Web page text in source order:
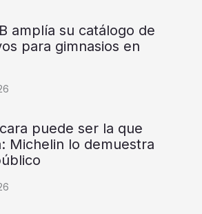
amplía su catálogo de
para gimnasios en
puede ser la que
Michelin lo demuestra